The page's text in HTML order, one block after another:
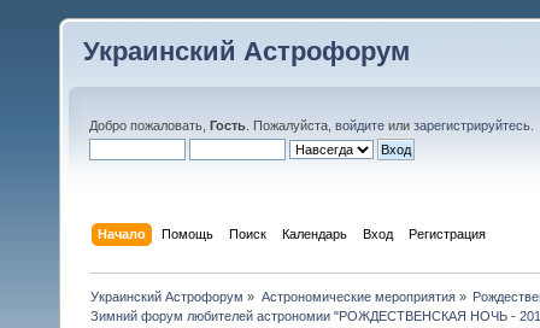
Украинский Астрофорум
Добро пожаловать, Гость . Пожалуйста, войдите или зарегистрируйтесь
Начало Помощь Поиск Календарь Вход Регистрация
Украинский Астрофорум » Астрономические мероприятия»
Зимний форум любителей астрономии "РОЖДЕСТВЕНСКАЯ НОЧЬ -